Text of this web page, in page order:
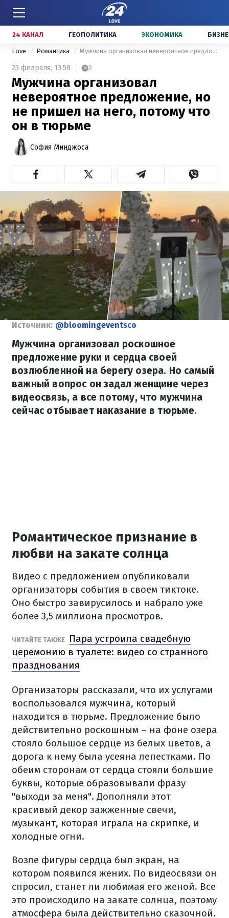
24 КАНАЛ ГЕОПОЛИТИКА ЭКОНОМИКА
Love Романтика Мужчина организовал невероятное предложение, но не пришел на него, потому что он в тюрьме
23 февраля, 13:58 2
Мужчина организовал
невероятное предложение, но
не пришел на него, потому что
он в тюрьме
София Минджоса
Источник: @bloomingeventsco
Мужчина организовал роскошное
предложение руки и сердца своей
возлюбленной на берегу озера. Но самый
важный вопрос он задал женщине через
видеосвязь, а все потому, что мужчина
сейчас отбывает наказание в тюрьме.
Романтическое признание в
любви на закате солнца
Видео с предложением опубликовали
организаторы события в своем тиктоке.
Оно быстро завирусилось и набрало уже
более 3,5 миллиона просмотров.
ЧИТАЙТЕ ТАКЖЕ
Пара устроила свадебную
церемонию в туалете: видео со странного
празднования
Организаторы рассказали, что их услугами
воспользовался мужчина, который
находится в тюрьме. Предложение было
действительно роскошным – на фоне озера
стояло большое сердце из белых цветов, а
дорога к нему была усеяна лепестками. По
обеим сторонам от сердца стояли большие
буквы, которые образовывали фразу
"выходи за меня". Дополняли этот
красивый декор зажженные свечи,
музыкант, которая играла на скрипке, и
холодные огни.
Возле фигуры сердца был экран, на
котором появился жених. По видеосвязи он
спросил, станет ли любимая его женой. Все
это происходило на закате солнца, поэтому
атмосфера была действительно сказочной.